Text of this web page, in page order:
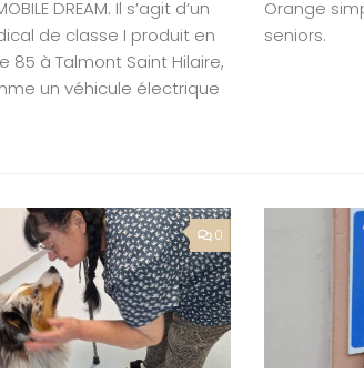
DREAM. Il s’agit d’un
de classe I produit en
85 à Talmont Saint Hilaire,
un véhicule électrique
Orange
seniors.
0